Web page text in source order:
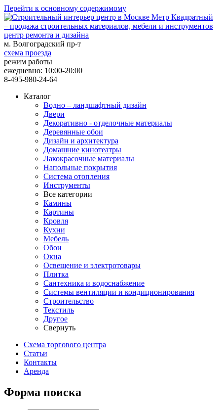
Перейти к основному содержимому
центр ремонта и дизайна
м. Волгоградский пр-т
схема проезда
режим работы
ежедневно: 10:00-20:00
8-495-980-24-64
Каталог
Водно – ландшафтный дизайн
Двери
Декоративно - отделочные материалы
Деревянные обои
Дизайн и архитектура
Домашние кинотеатры
Лакокрасочные материалы
Напольные покрытия
Система отопления
Инструменты
Все категории
Камины
Картины
Кровля
Кухни
Мебель
Обои
Окна
Освещение и электротовары
Плитка
Сантехника и водоснабжение
Системы вентиляции и кондиционирования
Строительство
Текстиль
Другое
Свернуть
Схема торгового центра
Статьи
Контакты
Аренда
Форма поиска